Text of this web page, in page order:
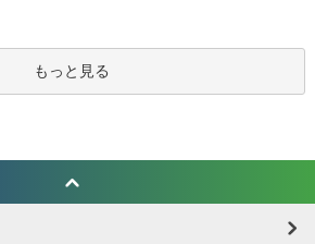
もっと見る